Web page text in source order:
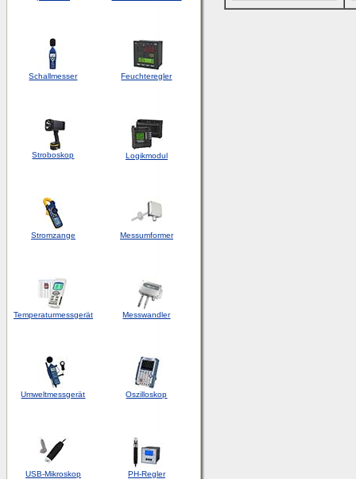
Schallmesser Feuchteregler
Stroboskop Logikmodul
Stromzange Messumformer
Temperaturmessgerät Messwandler
Umweltmessgerät Oszilloskop
USB-Mikroskop PH-Regler